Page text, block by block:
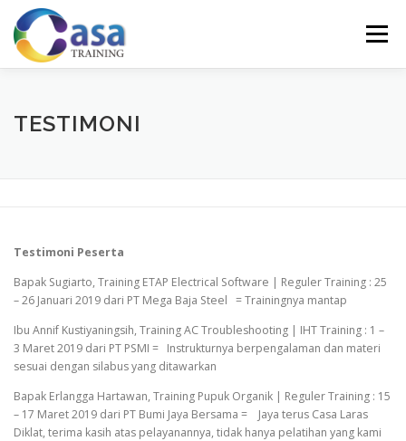
Lompat
konten
Menu
TESTIMONI
Testimoni Peserta
Bapak Sugiarto, Training ETAP Electrical Software | Reguler Training : 25
– 26 Januari 2019 dari PT Mega Baja Steel = Trainingnya mantap
Ibu Annif Kustiyaningsih, Training AC Troubleshooting | IHT Training : 1 –
3 Maret 2019 dari PT PSMI = Instrukturnya berpengalaman dan materi
sesuai dengan silabus yang ditawarkan
Bapak Erlangga Hartawan, Training Pupuk Organik | Reguler Training : 15
– 17 Maret 2019 dari PT Bumi Jaya Bersama = Jaya terus Casa Laras
Diklat, terima kasih atas pelayanannya, tidak hanya pelatihan yang kami